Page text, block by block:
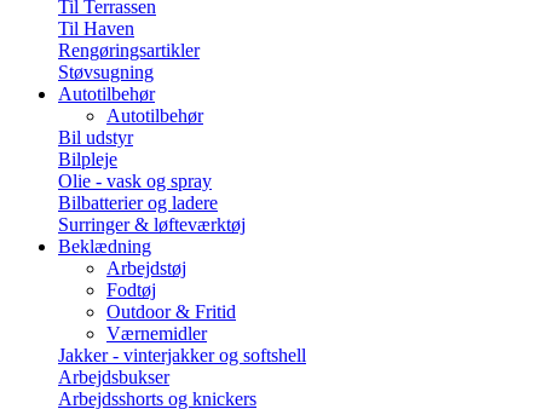
Til Terrassen
Til Haven
Rengøringsartikler
Støvsugning
Autotilbehør
Autotilbehør
Bil udstyr
Bilpleje
Olie - vask og spray
Bilbatterier og ladere
Surringer & løfteværktøj
Beklædning
Arbejdstøj
Fodtøj
Outdoor & Fritid
Værnemidler
Jakker - vinterjakker og softshell
Arbejdsbukser
Arbejdsshorts og knickers